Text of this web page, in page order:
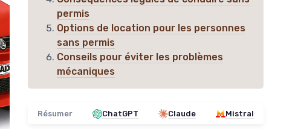
permis
Options de location pour les personnes
sans permis
Conseils pour éviter les problèmes
mécaniques
Résumer ChatGPT Claude Mistral